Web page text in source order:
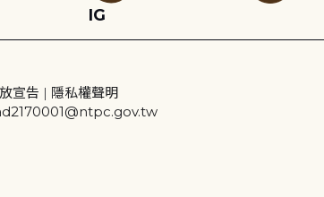
IG
宣告 | 隱私權聲明